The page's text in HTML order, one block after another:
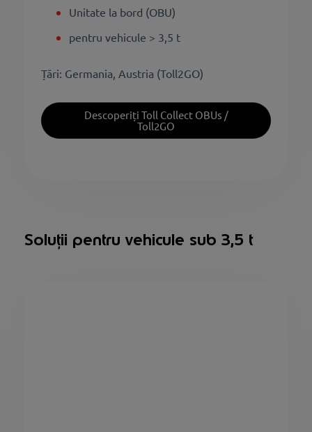
Unitate la bord (OBU)
pentru vehicule > 3,5 t
Țări: Germania, Austria (Toll2GO)
Descoperiți Toll Collect OBUs /
Toll2GO
Soluții pentru vehicule sub 3,5 t